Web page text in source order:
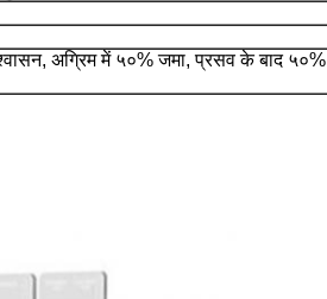
अग्रिम में ५०% जमा, प्रसव के बाद ५०%